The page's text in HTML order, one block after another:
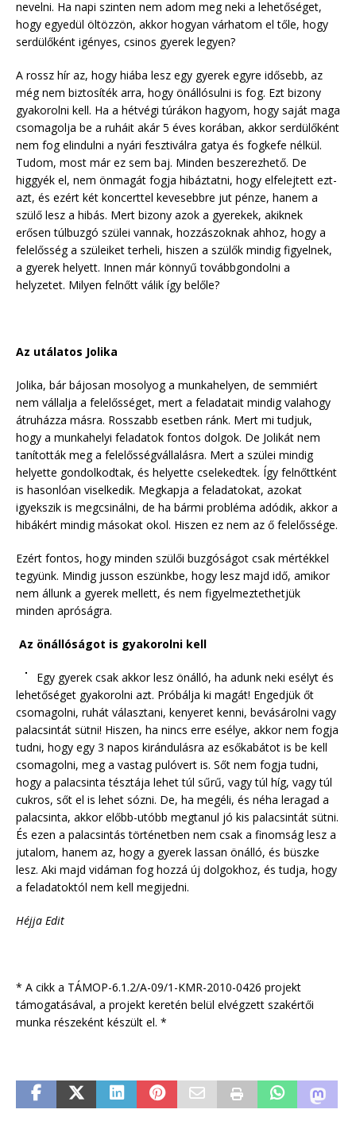
nevelni. Ha napi szinten nem adom meg neki a lehetőséget,
hogy egyedül öltözzön, akkor hogyan várhatom el tőle, hogy
serdülőként igényes, csinos gyerek legyen?
A rossz hír az, hogy hiába lesz egy gyerek egyre idősebb, az
még nem biztosíték arra, hogy önállósulni is fog. Ezt bizony
gyakorolni kell. Ha a hétvégi túrákon hagyom, hogy saját maga
csomagolja be a ruháit akár 5 éves korában, akkor serdülőként
nem fog elindulni a nyári fesztiválra gatya és fogkefe nélkül.
Tudom, most már ez sem baj. Minden beszerezhető. De
higgyék el, nem önmagát fogja hibáztatni, hogy elfelejtett ezt-
azt, és ezért két koncerttel kevesebbre jut pénze, hanem a
szülő lesz a hibás. Mert bizony azok a gyerekek, akiknek
erősen túlbuzgó szülei vannak, hozzászoknak ahhoz, hogy a
felelősség a szüleiket terheli, hiszen a szülők mindig figyelnek,
a gyerek helyett. Innen már könnyű továbbgondolni a
helyzetet. Milyen felnőtt válik így belőle?
Az utálatos Jolika
Jolika, bár bájosan mosolyog a munkahelyen, de semmiért
nem vállalja a felelősséget, mert a feladatait mindig valahogy
átruházza másra. Rosszabb esetben ránk. Mert mi tudjuk,
hogy a munkahelyi feladatok fontos dolgok. De Jolikát nem
tanították meg a felelősségvállalásra. Mert a szülei mindig
helyette gondolkodtak, és helyette cselekedtek. Így felnőttként
is hasonlóan viselkedik. Megkapja a feladatokat, azokat
igyekszik is megcsinálni, de ha bármi probléma adódik, akkor a
hibákért mindig másokat okol. Hiszen ez nem az ő felelőssége.
Ezért fontos, hogy minden szülői buzgóságot csak mértékkel
tegyünk. Mindig jusson eszünkbe, hogy lesz majd idő, amikor
nem állunk a gyerek mellett, és nem figyelmeztethetjük
minden apróságra.
Az önállóságot is gyakorolni kell
Egy gyerek csak akkor lesz önálló, ha adunk neki esélyt és
lehetőséget gyakorolni azt. Próbálja ki magát! Engedjük őt
csomagolni, ruhát választani, kenyeret kenni, bevásárolni vagy
palacsintát sütni! Hiszen, ha nincs erre esélye, akkor nem fogja
tudni, hogy egy 3 napos kirándulásra az esőkabátot is be kell
csomagolni, meg a vastag pulóvert is. Sőt nem fogja tudni,
hogy a palacsinta tésztája lehet túl sűrű, vagy túl híg, vagy túl
cukros, sőt el is lehet sózni. De, ha megéli, és néha leragad a
palacsinta, akkor előbb-utóbb megtanul jó kis palacsintát sütni.
És ezen a palacsintás történetben nem csak a finomság lesz a
jutalom, hanem az, hogy a gyerek lassan önálló, és büszke
lesz. Aki majd vidáman fog hozzá új dolgokhoz, és tudja, hogy
a feladatoktól nem kell megijedni.
Héjja Edit
* A cikk a TÁMOP-6.1.2/A-09/1-KMR-2010-0426 projekt
támogatásával, a projekt keretén belül elvégzett szakértői
munka részeként készült el. *